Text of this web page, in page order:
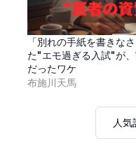
「別れの手紙を書きな
た"エモ過ぎる入試"が
だったワケ
布施川天馬
人